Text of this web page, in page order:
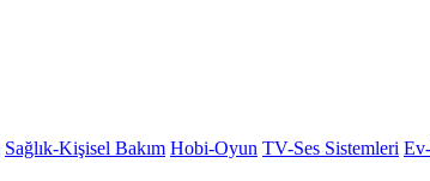
Sağlık-Kişisel Bakım Hobi-Oyun TV-Ses Sistemleri